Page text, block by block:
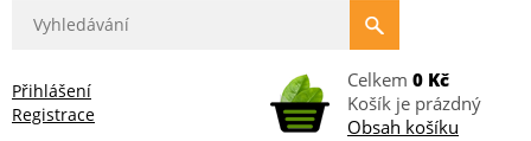
Přihlášení
Registrace
Celkem 0 Kč
Košík je prázdný
Obsah košíku